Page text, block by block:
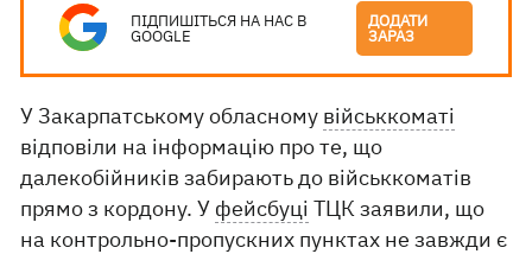
ПІДПИШІТЬСЯ НА НАС В
GOOGLE
ДОДАТИ
ЗАРАЗ
У Закарпатському обласному військкоматі
відповіли на інформацію про те, що
далекобійників забирають до військкоматів
прямо з кордону. У фейсбуці ТЦК заявили, що
на контрольно-пропускних пунктах не завжди є